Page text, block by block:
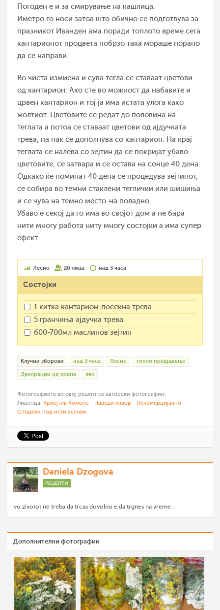
Погоден е и за смирување на кашлица.
Иметро го носи затоа што обично се подготвува за
празникот Иванден ама поради топлото време сега
кантарионот процвета побрзо така мораше порано
да се направи.
Во чиста измиена и сува тегла се ставаат цветови
од кантарион. Ако сте во можност да набавите и
црвен кантарион и тој ја има истата улога како
жолтиот. Цветовите се редат до половина на
теглата а потоа се ставаат цветови од ајдучката
трева, па пак се дополнува со кантарион. На крај
теглата се налева со зејтин да се покријат убаво
цветовите, се затвара и се остава на сонце 40 дена.
Одкако ќе поминат 40 дена се процедува зејтинот,
се собира во темни стаклени теглички или шишиња
и се чува на темно место-на поладно.
Убаво е секој да го има во својот дом а не бара
нити многу работа ниту многу состојки а има супер
ефект.
Лесно 20 лица над 3 часа
Состојки
1 китка кантарион-посекна трева
5 гранчиња ајдучка трева
600-700мл маслинов зејтин
Клучни зборови над 3 часа Лесно топло предјадење
Декорации од храна лек
Фотографиите во овој рецепт се авторски фотографии.
Лиценца: Криејтив Комонс - Наведи извор - Некомерцијално -
Сподели под исти услови
Daniela Dzogova
РЕЦЕПТИ
vo zivotot ne treba da trcas dovolno e da trgnes na vreme
Дополнителни фотографии